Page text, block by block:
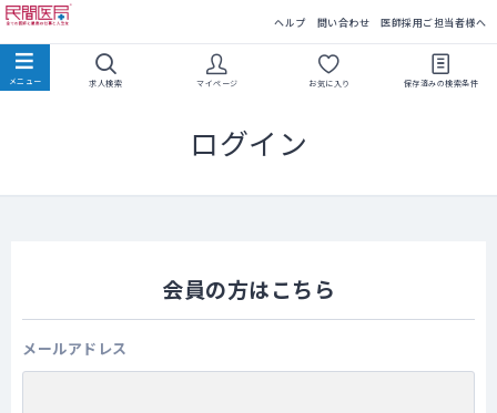
ヘルプ 問い合わせ 医師採用ご担当者様へ
求人検索 マイページ お気に入り 保存済みの検索条件
ログイン
会員の方はこちら
メールアドレス